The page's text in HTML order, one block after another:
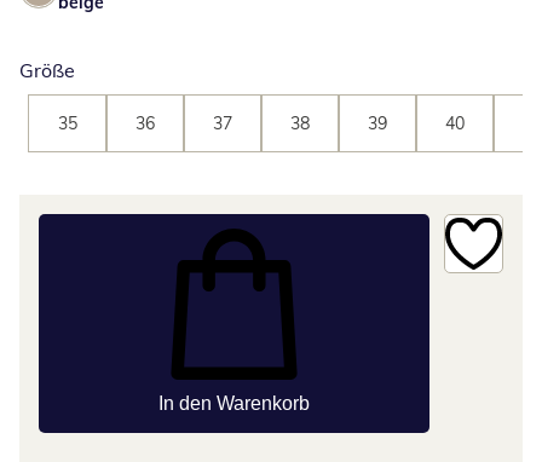
Größe
35 36 37 38 39 40
In den Warenkorb